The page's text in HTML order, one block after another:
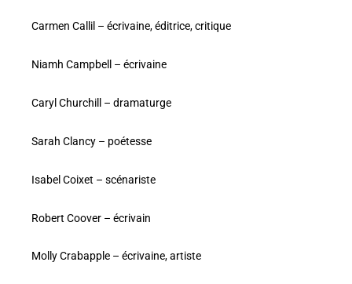
Carmen Callil – écrivaine, éditrice, critique
Niamh Campbell – écrivaine
Caryl Churchill – dramaturge
Sarah Clancy – poétesse
Isabel Coixet – scénariste
Robert Coover – écrivain
Molly Crabapple – écrivaine, artiste